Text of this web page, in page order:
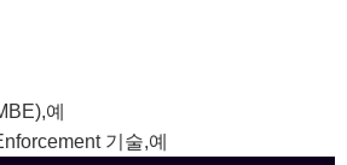
예
기술,예